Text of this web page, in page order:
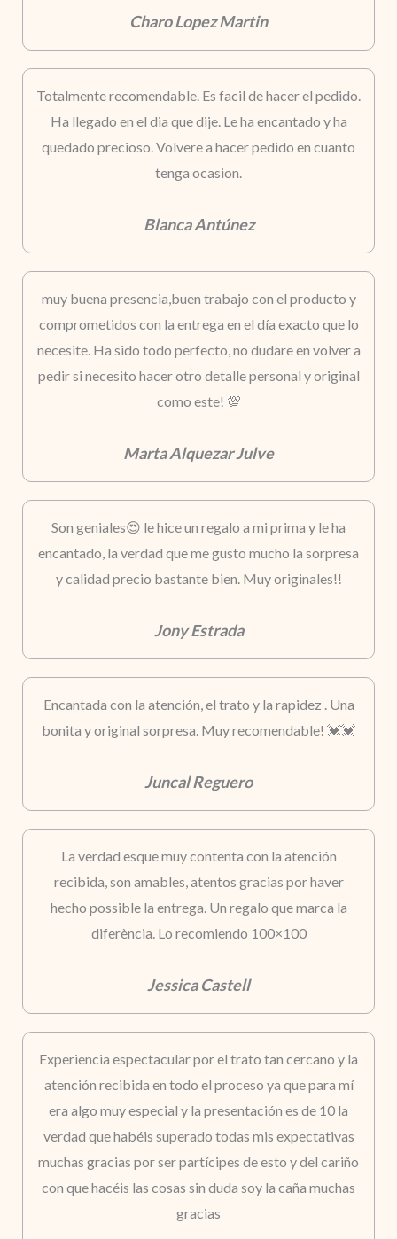
Charo Lopez Martin
Totalmente recomendable. Es facil de hacer el pedido.
Ha llegado en el dia que dije. Le ha encantado y ha
quedado precioso. Volvere a hacer pedido en cuanto
tenga ocasion.
Blanca Antúnez
muy buena presencia,buen trabajo con el producto y
comprometidos con la entrega en el día exacto que lo
necesite. Ha sido todo perfecto, no dudare en volver a
pedir si necesito hacer otro detalle personal y original
como este! 💯
Marta Alquezar Julve
Son geniales😍 le hice un regalo a mi prima y le ha
encantado, la verdad que me gusto mucho la sorpresa
y calidad precio bastante bien. Muy originales!!
Jony Estrada
Encantada con la atención, el trato y la rapidez . Una
bonita y original sorpresa. Muy recomendable! 💓💓
Juncal Reguero
La verdad esque muy contenta con la atención
recibida, son amables, atentos gracias por haver
hecho possible la entrega. Un regalo que marca la
diferència. Lo recomiendo 100×100
Jessica Castell
Experiencia espectacular por el trato tan cercano y la
atención recibida en todo el proceso ya que para mí
era algo muy especial y la presentación es de 10 la
verdad que habéis superado todas mis expectativas
muchas gracias por ser partícipes de esto y del cariño
con que hacéis las cosas sin duda soy la caña muchas
gracias